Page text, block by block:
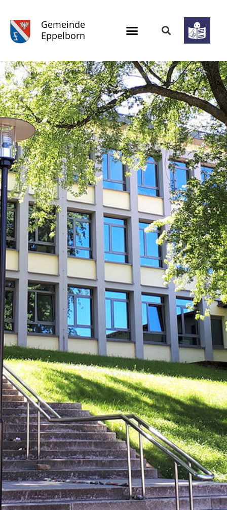
Gemeinde
Eppelborn